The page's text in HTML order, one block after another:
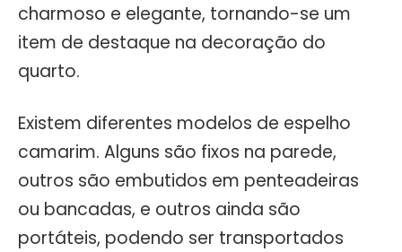
charmoso e elegante, tornando-se um
item de destaque na decoração do
quarto.
Existem diferentes modelos de espelho
camarim. Alguns são fixos na parede,
outros são embutidos em penteadeiras
ou bancadas, e outros ainda são
portáteis, podendo ser transportados